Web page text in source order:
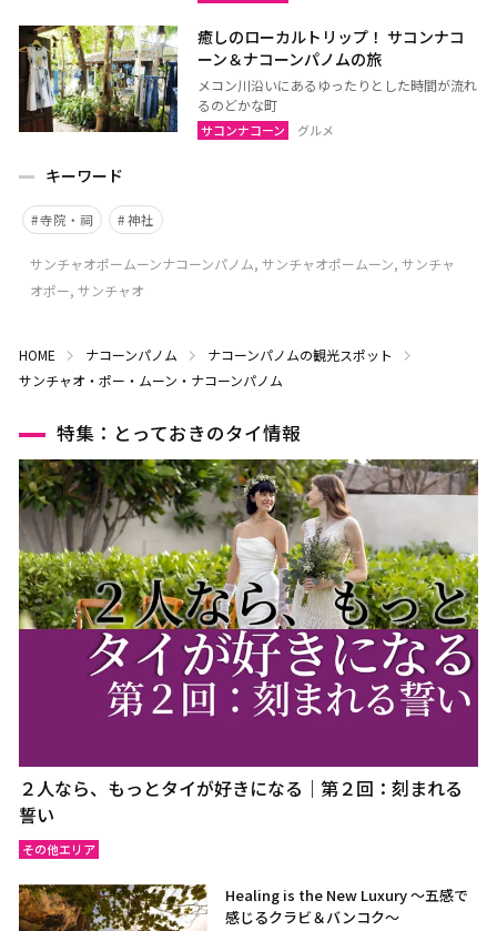
癒しのローカルトリップ！ サコンナコ
ーン＆ナコーンパノムの旅
メコン川沿いにあるゆったりとした時間が流れ
るのどかな町
サコンナコーン グルメ
キーワード
寺院・祠 神社
サンチャオポームーンナコーンパノム, サンチャオポームーン, サンチャ
オポー, サンチャオ
HOME ナコーンパノム
ナコーンパノムの観光スポット
サンチャオ・ポー・ムーン・ナコーンパノム
特集：とっておきのタイ情報
２人なら、もっとタイが好きになる｜第２回：刻まれる
誓い
その他エリア
Healing is the New Luxury ～五感で
感じるクラビ＆バンコク～